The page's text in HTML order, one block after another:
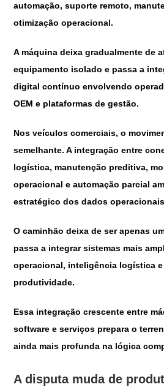
automação, suporte remoto,
otimização operacional.
A máquina deixa gradualmente de
equipamento isolado e passa a
digital contínuo envolvendo
OEM e plataformas de gestão.
Nos veículos comerciais, o
semelhante. A integração entre
logística, manutenção preditiva,
operacional e automação parcial
estratégico dos dados
O caminhão deixa de ser apenas
passa a integrar sistemas mais
operacional, inteligência logística
produtividade.
Essa integração crescente entre
software e serviços prepara o
ainda mais profunda na lógica
A disputa muda de